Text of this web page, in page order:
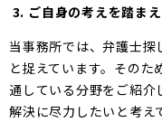
ご自身の考えを踏ま
当事務所では、弁護士
と捉えています。その
通している分野をご紹
解決に尽力したいと考え